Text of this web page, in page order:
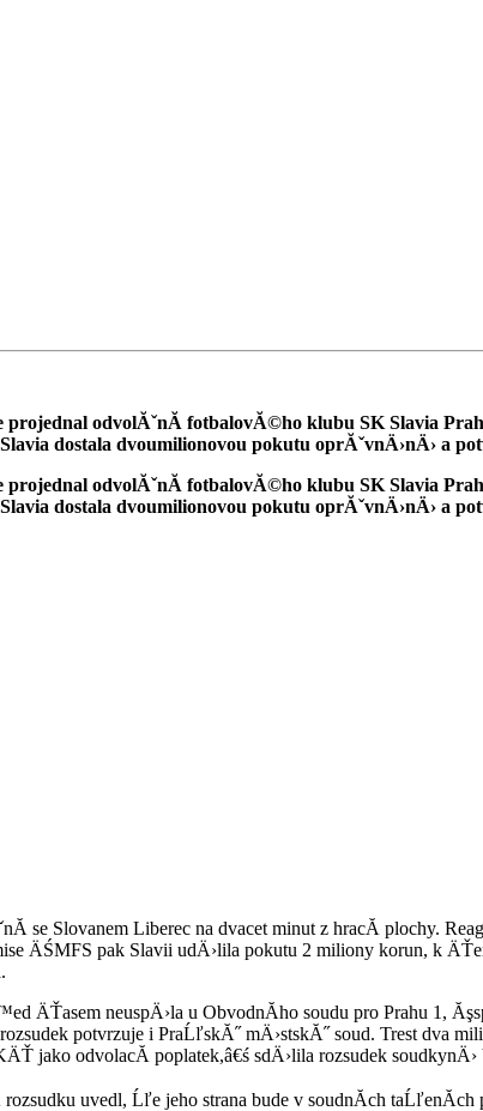
projednal odvolĂˇnĂ­ fotbalovĂ©ho klubu SK Slavia
dostala dvoumilionovou pokutu oprĂˇvnÄ›nÄ› a
projednal odvolĂˇnĂ­ fotbalovĂ©ho klubu SK Slavia
dostala dvoumilionovou pokutu oprĂˇvnÄ›nÄ› a
se Slovanem Liberec na dvacet minut z hracĂ­ plochy.
ÄŚMFS pak Slavii udÄ›lila pokutu 2 miliony korun, k
ÄŤasem neuspÄ›la u ObvodnĂ­ho soudu pro Prahu
rozsudek potvrzuje i PraĹľskĂ˝ mÄ›stskĂ˝ soud. Trest
jako odvolacĂ­ poplatek,â€ś sdÄ›lila rozsudek
uvedl, Ĺľe jeho strana bude v soudnĂ­ch